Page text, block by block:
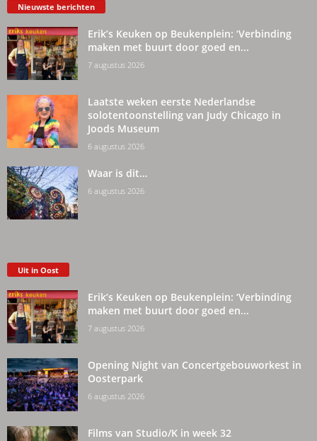
Nieuwste berichten
Erik’s Keuken op Beukenplein: ‘Verbinding
maken met buurt door goed en...
7 augustus 2026
Laatste weken eerste Nederlandse
solotentoonstelling van Judy Chicago in
Joods Museum
6 augustus 2026
Waar is dit…
6 augustus 2026
Uit in Oost
Erik’s Keuken op Beukenplein: ‘Verbinding
maken met buurt door goed en...
7 augustus 2026
Opening Night van Concertgebouworkest in
Oosterpark
6 augustus 2026
Films van Studio/K in week 32